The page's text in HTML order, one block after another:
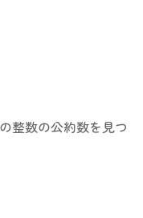
整数の公約数を見つ